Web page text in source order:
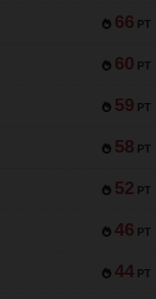
66 PT
60 PT
59 PT
58 PT
52 PT
46 PT
44 PT